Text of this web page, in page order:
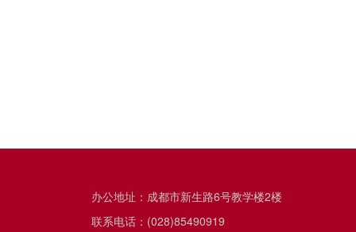
办公地址：成都市新生路6号教学楼2楼
联系电话：(028)85490919